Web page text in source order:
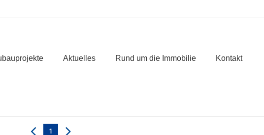
Aktuelles Rund um die Immobilie Kontakt
1